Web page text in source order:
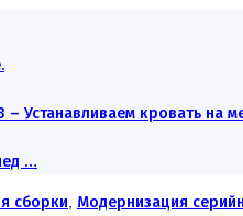
– Устанавливаем кровать на
…
сборки Модернизация